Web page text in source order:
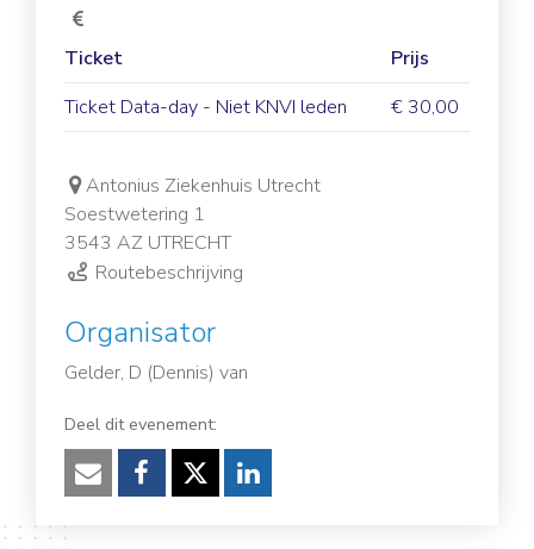
Ticket
Prijs
Ticket Data-day - Niet KNVI leden
€ 30,00
Antonius Ziekenhuis Utrecht
Soestwetering 1
3543 AZ UTRECHT
Routebeschrijving
Organisator
Gelder, D (Dennis) van
Deel dit evenement:
Verzenden
Facebook
TwitterLinkedIn